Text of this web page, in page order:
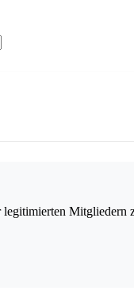
Mitgliedern